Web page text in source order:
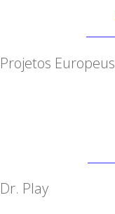
Projetos Europeus
Dr. Play